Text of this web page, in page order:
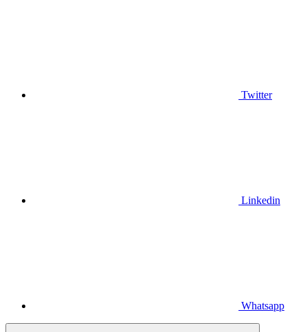
Twitter
Linkedin
Whatsapp